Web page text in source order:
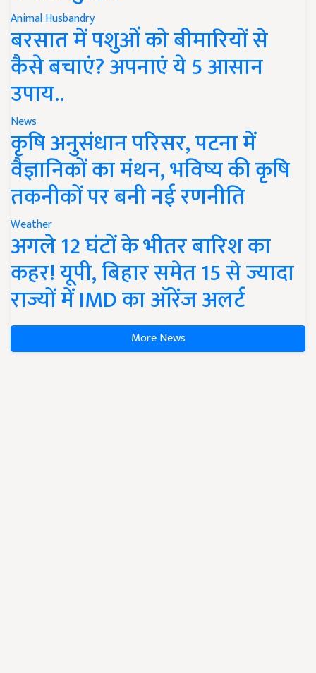
Animal Husbandry
बरसात में पशुओं को बीमारियों से
कैसे बचाएं? अपनाएं ये 5 आसान
उपाय..
News
कृषि अनुसंधान परिसर, पटना में
वैज्ञानिकों का मंथन, भविष्य की कृषि
तकनीकों पर बनी नई रणनीति
Weather
अगले 12 घंटों के भीतर बारिश का
कहर! यूपी, बिहार समेत 15 से ज्यादा
राज्यों में IMD का ऑरेंज अलर्ट
More News